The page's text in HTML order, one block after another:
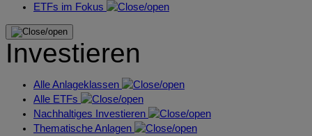
ETFs im Fokus
Investieren
Alle Anlageklassen
Alle ETFs
Nachhaltiges Investieren
Thematische Anlagen